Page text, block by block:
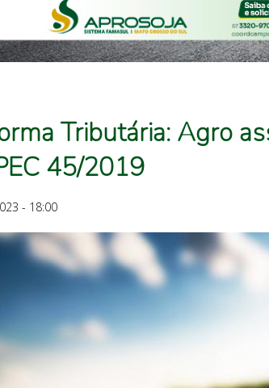
Tributária: Agro
45/2019
- 18:00